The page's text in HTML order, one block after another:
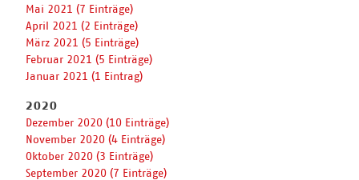
Mai 2021 (7 Einträge)
April 2021 (2 Einträge)
März 2021 (5 Einträge)
Februar 2021 (5 Einträge)
Januar 2021 (1 Eintrag)
2020
Dezember 2020 (10 Einträge)
November 2020 (4 Einträge)
Oktober 2020 (3 Einträge)
September 2020 (7 Einträge)